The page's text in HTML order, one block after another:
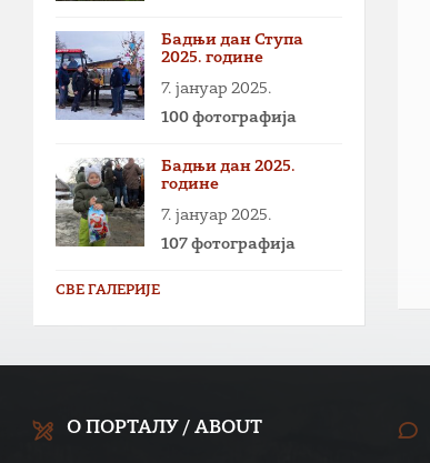
Бадњи дан Ступа
2025. године
7. јануар 2025.
100 фотографија
Бадњи дан 2025.
године
7. јануар 2025.
107 фотографија
СВЕ ГАЛЕРИЈЕ
О ПОРТАЛУ / ABOUT